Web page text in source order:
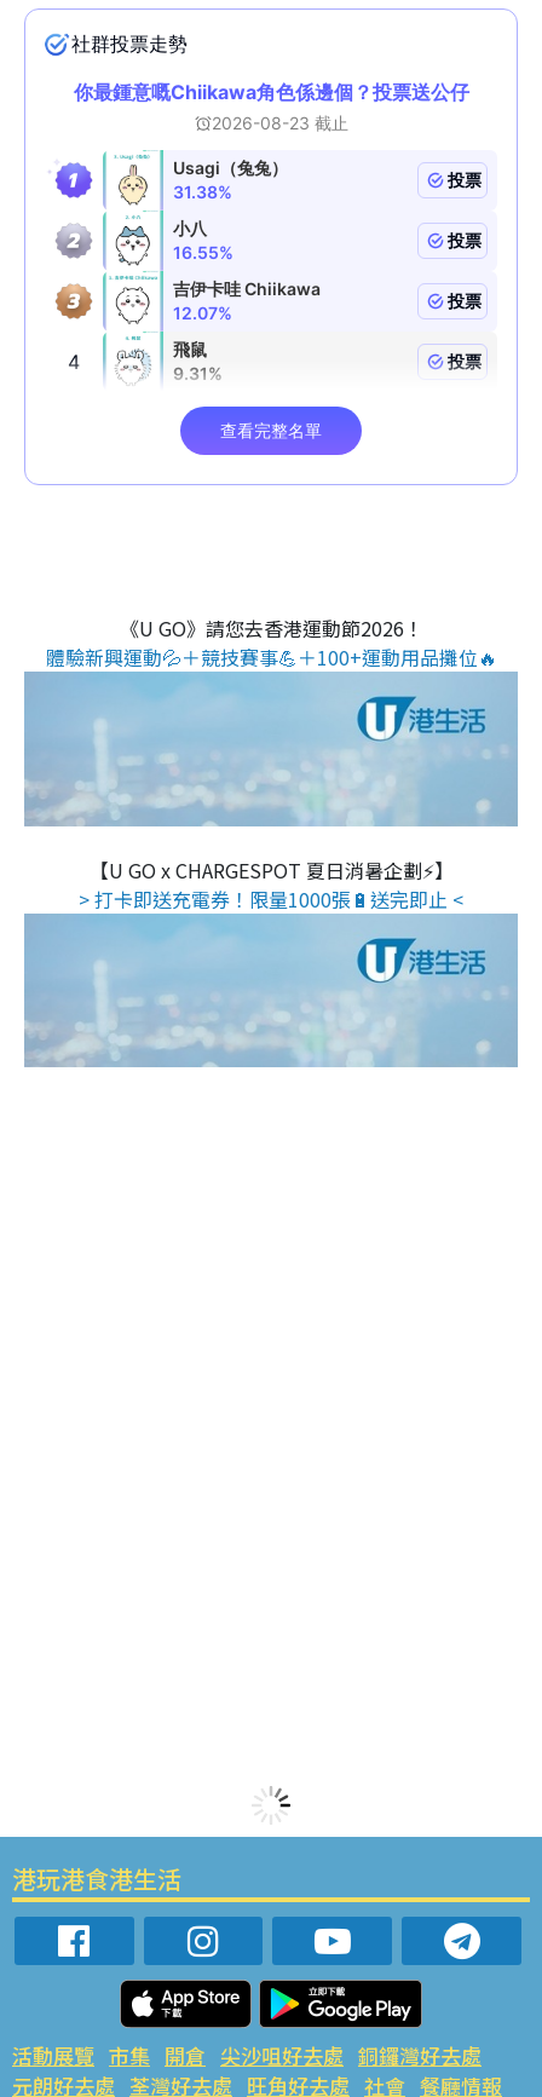
《U GO》請您去香港運動節2026！
體驗新興運動💦＋競技賽事💪＋100+運動用品攤位🔥
【U GO x CHARGESPOT 夏日消暑企劃⚡】
> 打卡即送充電券！限量1000張🔋送完即止 <
港玩港食港生活
活動展覽 市集 開倉 尖沙咀好去處 銅鑼灣好去處
元朗好去處 荃灣好去處 旺角好去處 社會 餐廳情報